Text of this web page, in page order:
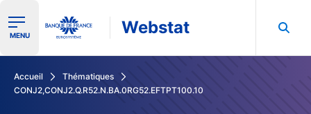
Ouvrir le menu de navigation
MENU Webstat
Accueil
Thématiques
CONJ2,CONJ2.Q.R52.N.BA.0RG52.EFTPT100.10